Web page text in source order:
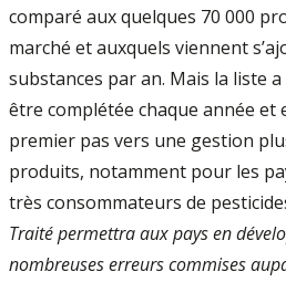
comparé aux quelques 70 000
marché et auxquels viennent
substances par an. Mais la liste
être complétée chaque année et
premier pas vers une gestion
produits, notamment pour les
très consommateurs de
Traité permettra aux pays en
nombreuses erreurs commises